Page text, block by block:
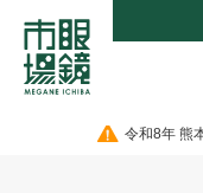
令和8年 熊